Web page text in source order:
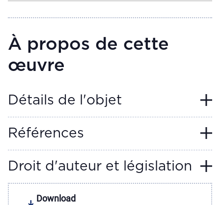
À propos de cette
œuvre
Détails de l'objet
Références
Droit d'auteur et législation
Download